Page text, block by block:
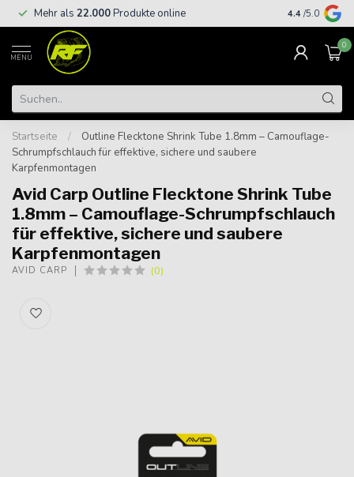
Mehr als 22.000Produkte online Kostenloser
€
4.4 /5.0
MENU
0
Startseite /
Outline Flecktone Shrink Tube 1.8mm – Camouflage-
Schrumpfschlauch für effektive, sichere und saubere
Karpfenmontagen
Avid Carp Outline Flecktone Shrink Tube
1.8mm – Camouflage-Schrumpfschlauch
für effektive, sichere und saubere
Karpfenmontagen
AVID CARP (0)